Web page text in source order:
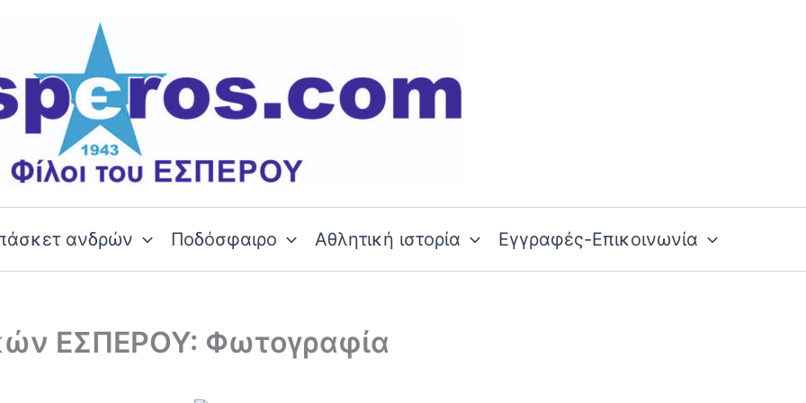
ανδρών Ποδόσφαιρο Αθλητική ιστορία Εγγραφές-Επικοινωνία
ΕΣΠΕΡΟΥ: Φωτογραφία